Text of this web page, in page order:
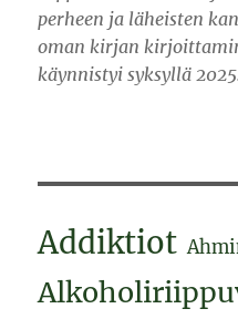
perheen ja läheisten
oman kirjan
käynnistyi syksyllä
Addiktiot